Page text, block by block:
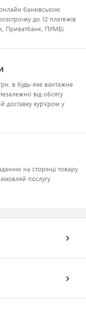
банківською
до 12 платежів
Приватбанк, ПУМБ).
в будь-яке вантажне
від обсягу
доставку кур'єром у
на сторінці товару.
послугу